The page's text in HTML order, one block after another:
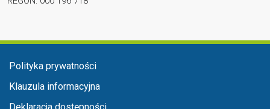
Menu w stopce
Polityka prywatności
Klauzula informacyjna
Deklaracja dostępności